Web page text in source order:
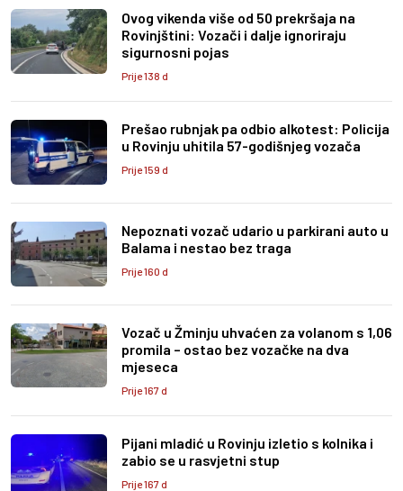
Ovog vikenda više od 50 prekršaja na
Rovinjštini: Vozači i dalje ignoriraju
sigurnosni pojas
Prije 138 d
Prešao rubnjak pa odbio alkotest: Policija
u Rovinju uhitila 57-godišnjeg vozača
Prije 159 d
Nepoznati vozač udario u parkirani auto u
Balama i nestao bez traga
Prije 160 d
Vozač u Žminju uhvaćen za volanom s 1,06
promila – ostao bez vozačke na dva
mjeseca
Prije 167 d
Pijani mladić u Rovinju izletio s kolnika i
zabio se u rasvjetni stup
Prije 167 d